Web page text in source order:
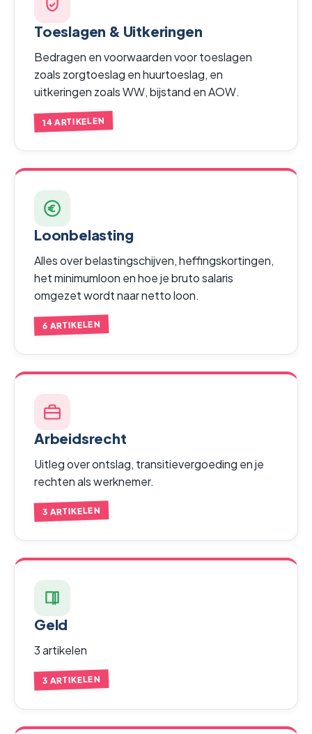
Toeslagen & Uitkeringen
Bedragen en voorwaarden voor toeslagen
zoals zorgtoeslag en huurtoeslag, en
uitkeringen zoals WW, bijstand en AOW.
14 ARTIKELEN
Loonbelasting
Alles over belastingschijven, heffingskortingen,
het minimumloon en hoe je bruto salaris
omgezet wordt naar netto loon.
6 ARTIKELEN
Arbeidsrecht
Uitleg over ontslag, transitievergoeding en je
rechten als werknemer.
3 ARTIKELEN
Geld
3 artikelen
3 ARTIKELEN